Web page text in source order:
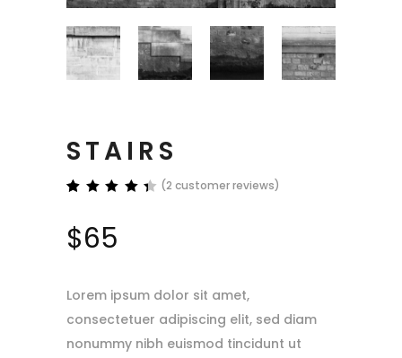
STAIRS
out of
5
ratings
(2 customer reviews)
$65
Lorem ipsum dolor sit amet,
consectetuer adipiscing elit, sed diam
nonummy nibh euismod tincidunt ut